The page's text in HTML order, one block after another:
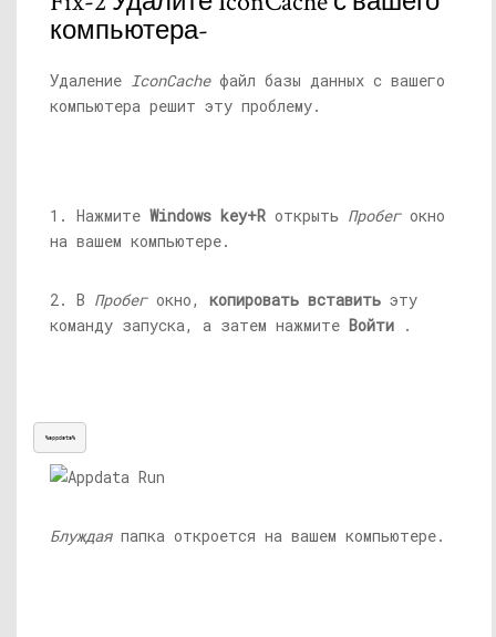
компьютера-
Удаление IconCacheфайл базы данных с вашего
компьютера решит эту проблему.
1. Нажмите Windows key+R открыть Пробегокно
на вашем компьютере.
2. В Пробегокно, копировать вставить эту
команду запуска, а затем нажмите Войти .
%appdata%
Блуждаяпапка откроется на вашем компьютере.